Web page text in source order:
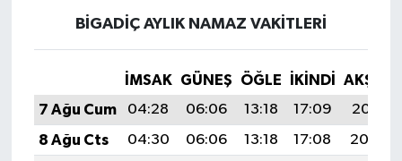
BIGADIÇ AYLIK NAMAZ VAKITLERI
İMSAK GÜNEŞ ÖĞLE İKINDI
AKŞAM
7 Ağu Cum
04:28 06:06 13:18 17:09
20:21
8 Ağu Cts
04:30 06:06 13:18 17:08
20:20